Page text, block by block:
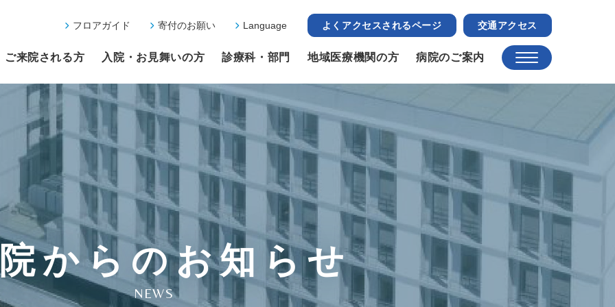
フロアガイド 寄付のお願い Language よくアクセスされるページ 交通アクセス
ご来院される方 入院・お見舞いの方 診療科・部門 地域医療機関の方 病院のご案内
からのお知らせ
NEWS